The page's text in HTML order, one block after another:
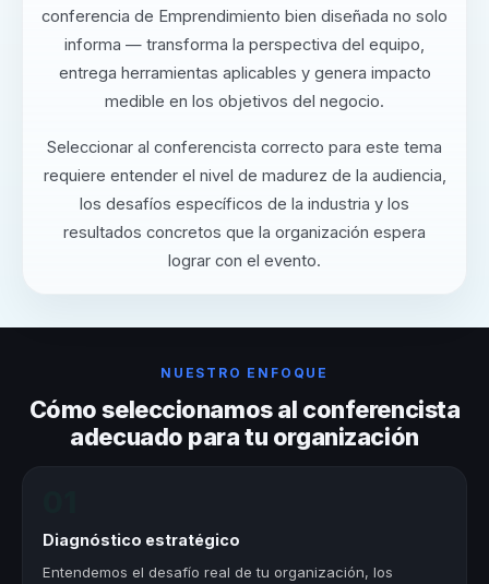
conferencia de Emprendimiento bien diseñada no solo
informa — transforma la perspectiva del equipo,
entrega herramientas aplicables y genera impacto
medible en los objetivos del negocio.
Seleccionar al conferencista correcto para este tema
requiere entender el nivel de madurez de la audiencia,
los desafíos específicos de la industria y los
resultados concretos que la organización espera
lograr con el evento.
NUESTRO ENFOQUE
Cómo seleccionamos al conferencista
adecuado para tu organización
Diagnóstico estratégico
Entendemos el desafío real de tu organización, los